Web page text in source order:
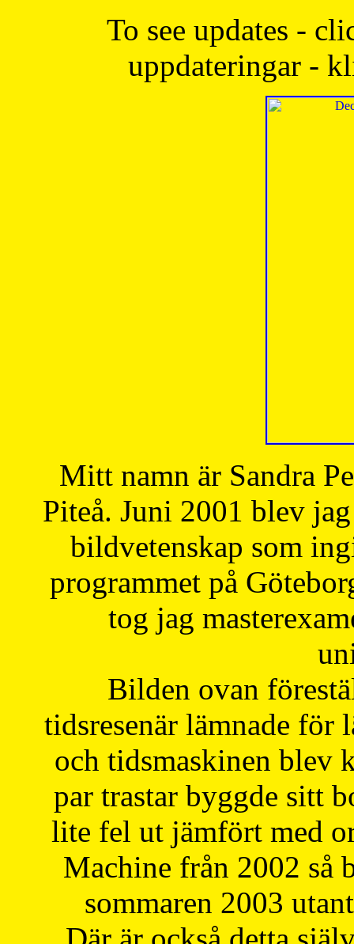
To see updates -
uppdateringar -
Mitt namn är Sandra
Piteå. Juni 2001 blev
bildvetenskap som
programmet på
tog jag
Bilden ovan
tidsresenär lämnade för
och tidsmaskinen blev
par trastar byggde sitt
lite fel ut jämfört med
Machine från 2002 så
sommaren 2003